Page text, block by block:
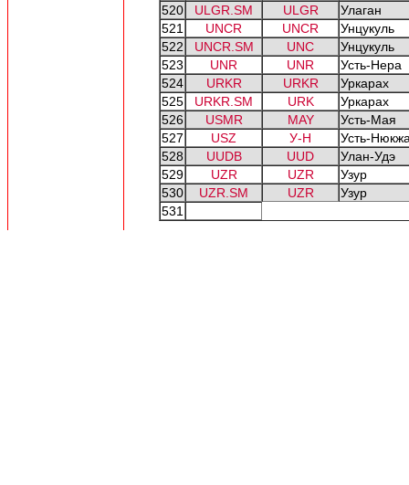
520
ULGR.SM ULGR
Улаган
521
UNCR UNCR
Унцукуль
522
UNCR.SM UNC
Унцукуль
523
UNR UNR
Усть-Нера
524
URKR URKR
Уркарах
525
URKR.SM URK
Уркарах
526
USMR MAY
Усть-Мая
527
USZ У-Н
Усть-
528
UUDB UUD
Улан-Удэ
529
UZR UZR
Узур
530
UZR.SM UZR
Узур
531